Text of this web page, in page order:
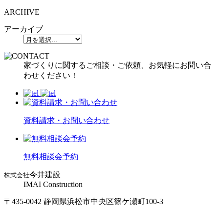
ARCHIVE
アーカイブ
家づくりに関するご相談・ご依頼、お気軽にお問い合
わせください！
資料請求・お問い合わせ
無料相談会予約
株式会社今井建設
IMAI Construction
〒435-0042 静岡県浜松市中央区篠ケ瀬町100-3